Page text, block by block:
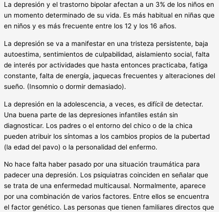
La depresión y el trastorno bipolar afectan a un 3% de los niños en
un momento determinado de su vida. Es más habitual en niñas que
en niños y es más frecuente entre los 12 y los 16 años.
La depresión se va a manifestar en una tristeza persistente, baja
autoestima, sentimientos de culpabilidad, aislamiento social, falta
de interés por actividades que hasta entonces practicaba, fatiga
constante, falta de energía, jaquecas frecuentes y alteraciones del
sueño. (Insomnio o dormir demasiado).
La depresión en la adolescencia, a veces, es difícil de detectar.
Una buena parte de las depresiones infantiles están sin
diagnosticar. Los padres o el entorno del chico o de la chica
pueden atribuir los síntomas a los cambios propios de la pubertad
(la edad del pavo) o la personalidad del enfermo.
No hace falta haber pasado por una situación traumática para
padecer una depresión. Los psiquiatras coinciden en señalar que
se trata de una enfermedad multicausal. Normalmente, aparece
por una combinación de varios factores. Entre ellos se encuentra
el factor genético. Las personas que tienen familiares directos que